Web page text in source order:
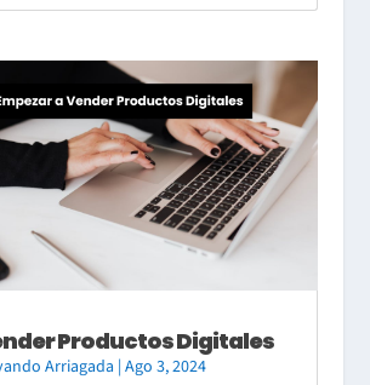
Productos Digitales
Arriagada | Ago 3, 2024